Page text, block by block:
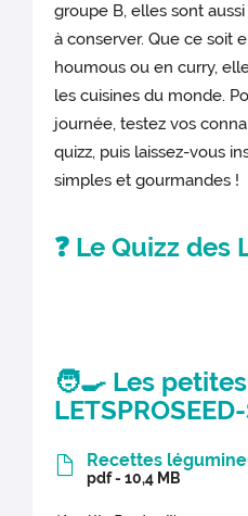
groupe B, elles sont
à conserver. Que ce soit
houmous ou en curry,
les cuisines du monde.
journée, testez vos
quizz, puis laissez-vous
simples et gourmandes !
❓ Le Quizz des
🧑‍🍳 Les
Recettes
pdf - 10,4 MB